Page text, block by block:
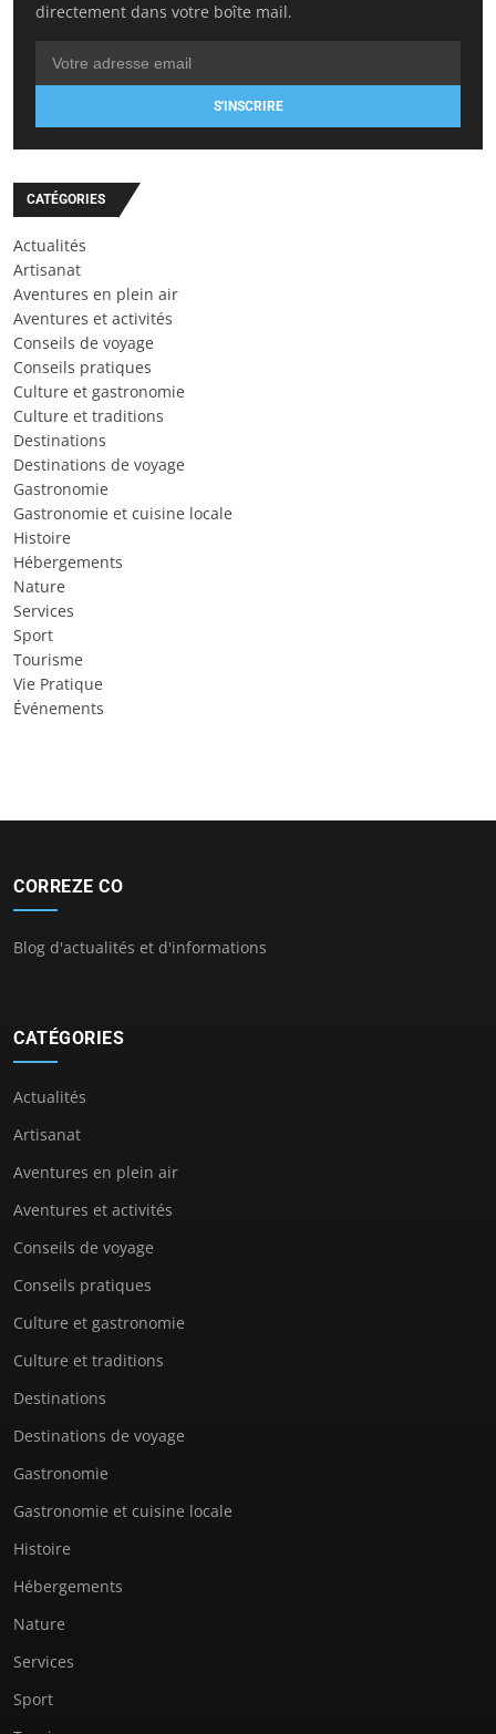
directement dans votre boîte mail.
S'INSCRIRE
CATÉGORIES
Actualités
Artisanat
Aventures en plein air
Aventures et activités
Conseils de voyage
Conseils pratiques
Culture et gastronomie
Culture et traditions
Destinations
Destinations de voyage
Gastronomie
Gastronomie et cuisine locale
Histoire
Hébergements
Nature
Services
Sport
Tourisme
Vie Pratique
Événements
CORREZE CO
Blog d'actualités et d'informations
CATÉGORIES
Actualités
Artisanat
Aventures en plein air
Aventures et activités
Conseils de voyage
Conseils pratiques
Culture et gastronomie
Culture et traditions
Destinations
Destinations de voyage
Gastronomie
Gastronomie et cuisine locale
Histoire
Hébergements
Nature
Services
Sport